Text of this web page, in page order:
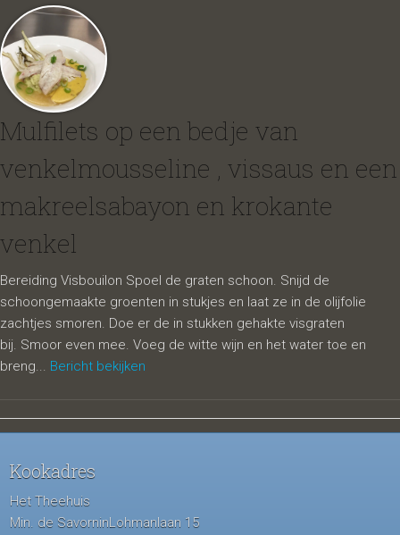
Mulfilets op een bedje van
venkelmousseline , vissaus en een
makreelsabayon en krokante
venkel
Bereiding Visbouilon Spoel de graten schoon. Snijd de
schoongemaakte groenten in stukjes en laat ze in de olijfolie
zachtjes smoren. Doe er de in stukken gehakte visgraten
bij. Smoor even mee. Voeg de witte wijn en het water toe en
breng... Bericht bekijken
Kookadres
Het Theehuis
Min. de SavorninLohmanlaan 15